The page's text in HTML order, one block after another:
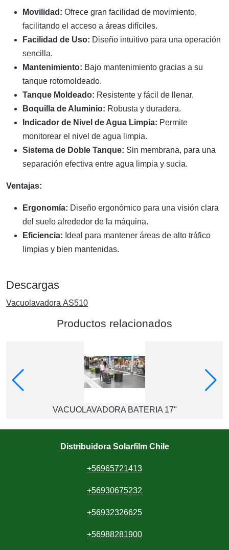
Movilidad: Ofrece gran facilidad de movimiento,
facilitando el acceso a áreas difíciles.
Facilidad de Uso: Diseño intuitivo para una operación
sencilla.
Mantenimiento: Bajo mantenimiento gracias a su
tanque rotomoldeado.
Tanque Moldeado: Resistente y fácil de llenar.
Boquilla de Aluminio: Robusta y duradera.
Indicador de Nivel de Agua Limpia: Permite
monitorear el nivel de agua limpia.
Sistema de Doble Tanque: Sin membrana, para una
separación efectiva entre agua limpia y sucia.
Ventajas:
Ergonomía: Diseño ergonómico para una visión clara
del suelo alrededor de la máquina.
Eficiencia: Ideal para mantener áreas de alto tráfico
limpias y bien mantenidas.
Descargas
Vacuolavadora AS510
Productos relacionados
VACUOLAVADORA BATERIA 17"
Distribuidora Solarfilm Chile
+56965721413
+56930675232
+56932326625
+56988281900